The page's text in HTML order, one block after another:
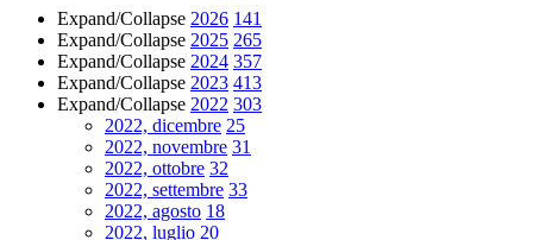
Expand/Collapse 2026 141
Expand/Collapse 2025 265
Expand/Collapse 2024 357
Expand/Collapse 2023 413
Expand/Collapse 2022 303
2022, dicembre 25
2022, novembre 31
2022, ottobre 32
2022, settembre 33
2022, agosto 18
2022, luglio 20